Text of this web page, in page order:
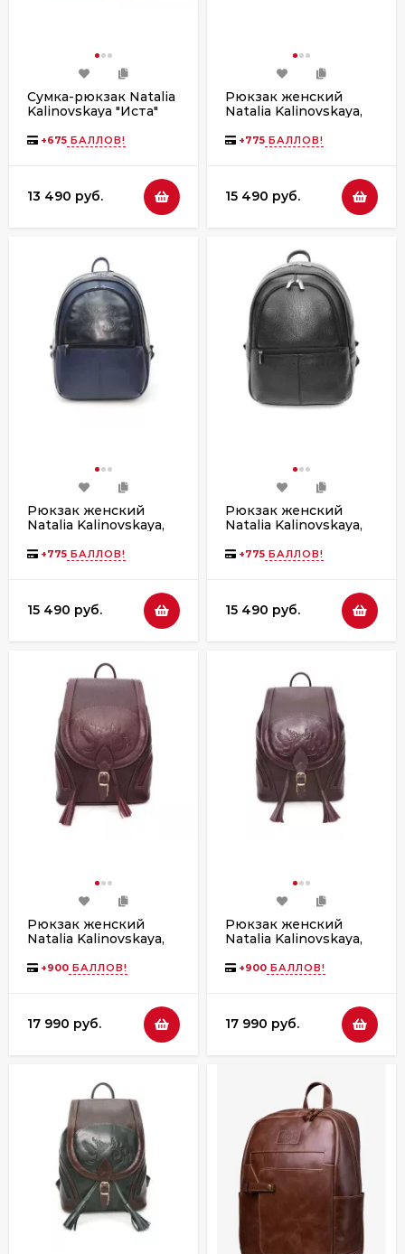
Сумка-рюкзак Natalia
Kalinovskaya "Иста"
флотер
+675 БАЛЛОВ!
13 490 руб.
Рюкзак женский
Natalia Kalinovskaya,
гладкий
+775 БАЛЛОВ!
15 490 руб.
Рюкзак женский
Natalia Kalinovskaya,
синий
+775 БАЛЛОВ!
15 490 руб.
Рюкзак женский
Natalia Kalinovskaya,
флотер
+775 БАЛЛОВ!
15 490 руб.
Рюкзак женский
Natalia Kalinovskaya,
флотер
+900 БАЛЛОВ!
17 990 руб.
Рюкзак женский
Natalia Kalinovskaya,
гладкий
+900 БАЛЛОВ!
17 990 руб.